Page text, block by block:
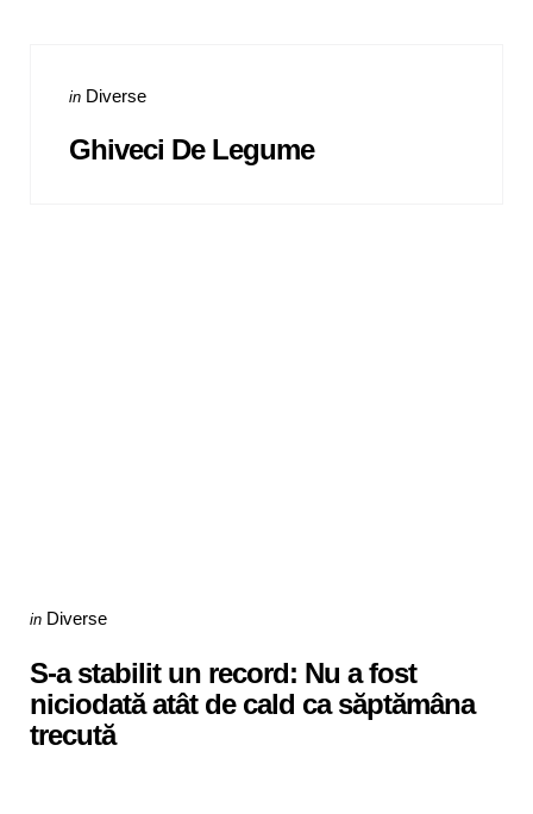
Categories
Posted
in Diverse
Ghiveci De Legume
Categories
Posted
in Diverse
S-a stabilit un record: Nu a fost
niciodată atât de cald ca săptămâna
trecută